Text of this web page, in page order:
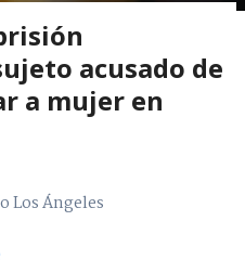
acusado de
a mujer en
Los Ángeles